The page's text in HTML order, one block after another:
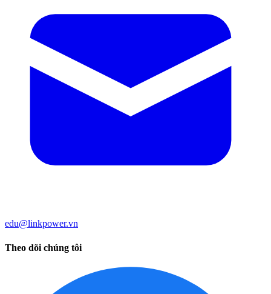
edu@linkpower.vn
Theo dõi chúng tôi